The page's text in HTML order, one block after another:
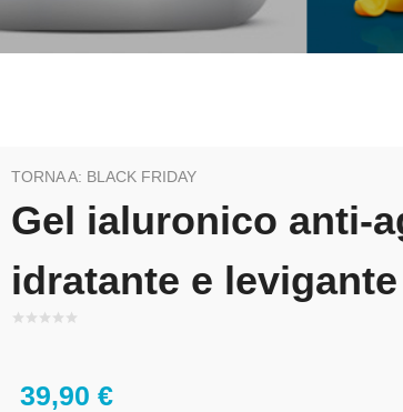
TORNA A: BLACK FRIDAY
Gel ialuronico anti-
idratante e
39,90 €